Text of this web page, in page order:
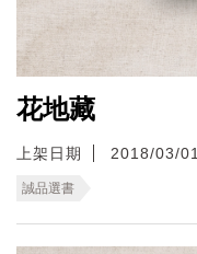
花地藏
上架日期 2018/03/01
誠品選書